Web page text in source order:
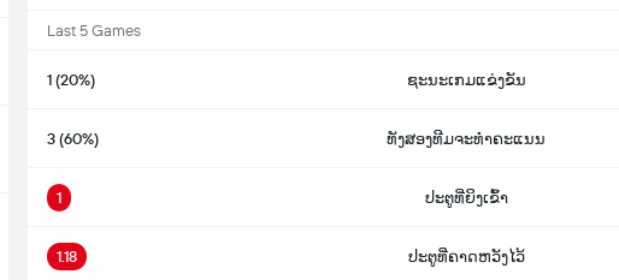
Last 5 Games
1 (20%) ຊະນະເກມແຂ່ງຂັນ
3 (60%) ທັງສອງທີມຈະທຳຄະແນນ
1 ປະຕູທີ່ຍິງເຂົ້າ
1.18 ປະຕູທີ່ຄາດຫວັງໄວ້